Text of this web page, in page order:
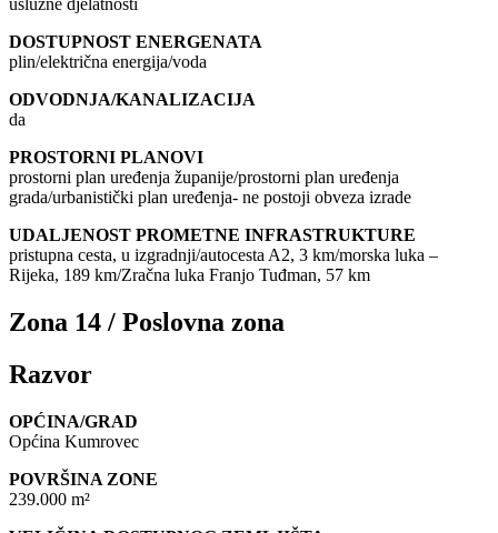
uslužne djelatnosti
DOSTUPNOST ENERGENATA
plin/električna energija/voda
ODVODNJA/KANALIZACIJA
da
PROSTORNI PLANOVI
prostorni plan uređenja županije/prostorni plan uređenja
grada/urbanistički plan uređenja- ne postoji obveza izrade
UDALJENOST PROMETNE INFRASTRUKTURE
pristupna cesta, u izgradnji/autocesta A2, 3 km/morska luka –
Rijeka, 189 km/Zračna luka Franjo Tuđman, 57 km
Zona 14 / Poslovna zona
Razvor
OPĆINA/GRAD
Općina Kumrovec
POVRŠINA ZONE
239.000 m²